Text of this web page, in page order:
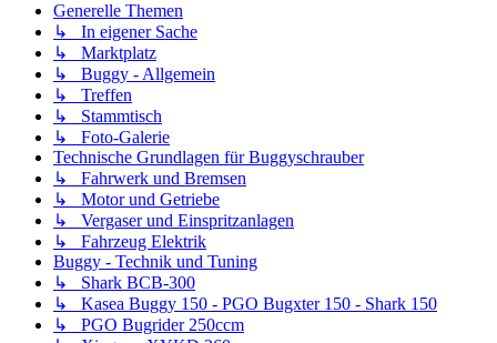
Generelle Themen
↳ In eigener Sache
↳ Marktplatz
↳ Buggy - Allgemein
↳ Treffen
↳ Stammtisch
↳ Foto-Galerie
Technische Grundlagen für Buggyschrauber
↳ Fahrwerk und Bremsen
↳ Motor und Getriebe
↳ Vergaser und Einspritzanlagen
↳ Fahrzeug Elektrik
Buggy - Technik und Tuning
↳ Shark BCB-300
↳ Kasea Buggy 150 - PGO Bugxter 150 - Shark 150
↳ PGO Bugrider 250ccm